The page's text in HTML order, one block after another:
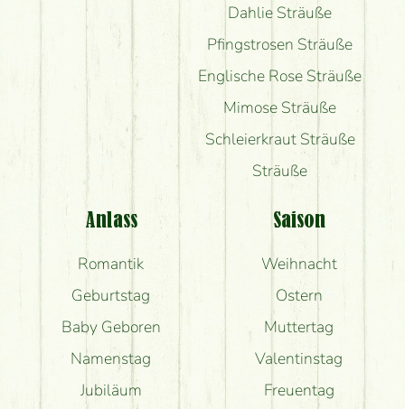
Dahlie Sträuße
Pfingstrosen Sträuße
Englische Rose Sträuße
Mimose Sträuße
Schleierkraut Sträuße
Sträuße
Anlass
Romantik
Geburtstag
Baby Geboren
Namenstag
Jubiläum
Saison
Weihnacht
Ostern
Muttertag
Valentinstag
Freuentag